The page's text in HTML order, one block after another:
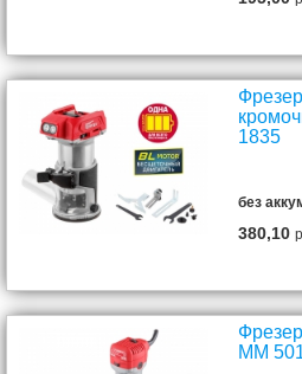
1835
без
380,10
MM